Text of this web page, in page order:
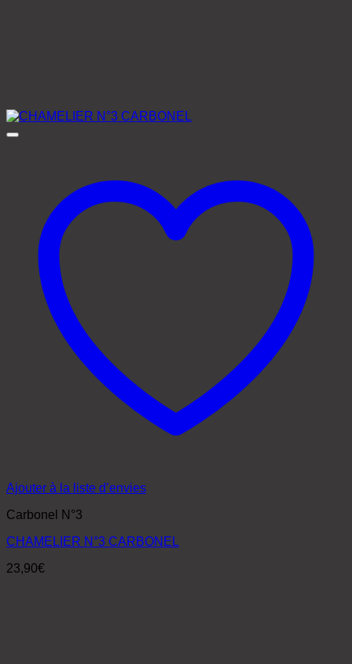
Ajouter à la liste d’envies
Carbonel N°3
CHAMELIER N°3 CARBONEL
23,90€